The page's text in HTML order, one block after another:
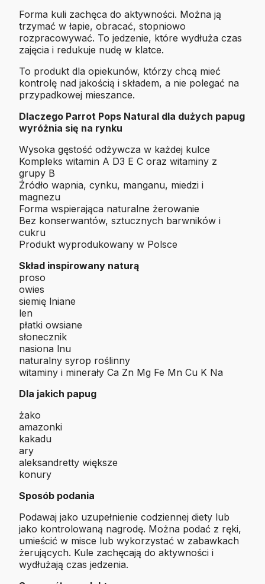
Forma kuli zachęca do aktywności. Można ją
trzymać w łapie, obracać, stopniowo
rozpracowywać. To jedzenie, które wydłuża czas
zajęcia i redukuje nudę w klatce.
To produkt dla opiekunów, którzy chcą mieć
kontrolę nad jakością i składem, a nie polegać na
przypadkowej mieszance.
Dlaczego Parrot Pops Natural dla dużych papug
wyróżnia się na rynku
Wysoka gęstość odżywcza w każdej kulce
Kompleks witamin A D3 E C oraz witaminy z
grupy B
Źródło wapnia, cynku, manganu, miedzi i
magnezu
Forma wspierająca naturalne żerowanie
Bez konserwantów, sztucznych barwników i
cukru
Produkt wyprodukowany w Polsce
Skład inspirowany naturą
proso
owies
siemię lniane
len
płatki owsiane
słonecznik
nasiona lnu
naturalny syrop roślinny
witaminy i minerały Ca Zn Mg Fe Mn Cu K Na
Dla jakich papug
żako
amazonki
kakadu
ary
aleksandretty większe
konury
Sposób podania
Podawaj jako uzupełnienie codziennej diety lub
jako kontrolowaną nagrodę. Można podać z ręki,
umieścić w misce lub wykorzystać w zabawkach
żerujących. Kule zachęcają do aktywności i
wydłużają czas jedzenia.